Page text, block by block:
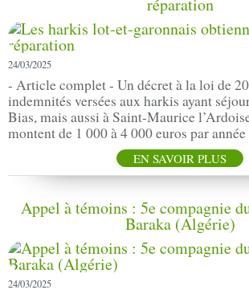
réparation
24/03/2025
- Article complet - Un décret à la loi de
indemnités versées aux harkis ayant
Bias, mais aussi à Saint-Maurice
montent de 1 000 à 4 000 euros par année
EN SAVOIR PLUS
Appel à témoins : 5e compagnie
Baraka (Algérie)
24/03/2025